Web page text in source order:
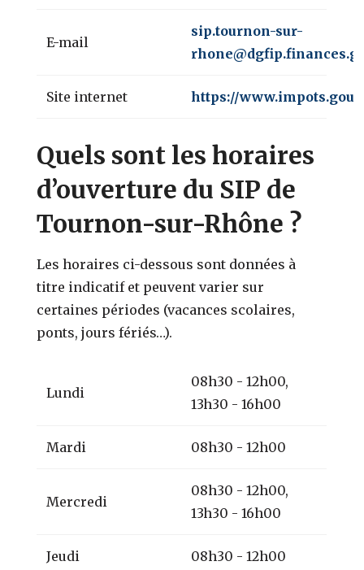
E-mail
sip.tournon-sur-
Site internet https://
Quels sont les horaires
d’ouverture du SIP de
Tournon-sur-Rhône ?
Les horaires ci-dessous sont données à
titre indicatif et peuvent varier sur
certaines périodes (vacances scolaires,
ponts, jours fériés…).
Lundi
08h30 - 12h00,
13h30 - 16h00
Mardi 08h30 - 12h00
Mercredi
08h30 - 12h00,
13h30 - 16h00
Jeudi 08h30 - 12h00